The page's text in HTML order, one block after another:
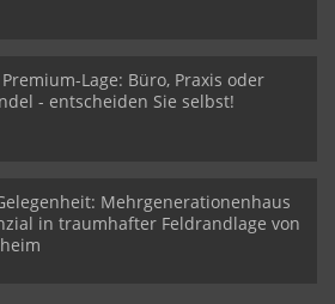
Lage: Büro, Praxis oder
- entscheiden Sie selbst!
Mehrgenerationenhaus
in traumhafter Feldrandlage von